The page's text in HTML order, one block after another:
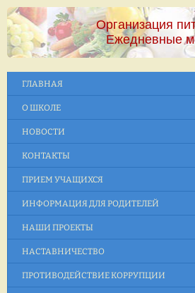
Организация
Ежедневные
ГЛАВНАЯ
О ШКОЛЕ
НОВОСТИ
КОНТАКТЫ
ПРИЕМ УЧАЩИХСЯ
ИНФОРМАЦИЯ ДЛЯ РОДИТЕЛЕЙ
НАШИ ПРОЕКТЫ
НАСТАВНИЧЕСТВО
ПРОТИВОДЕЙСТВИЕ КОРРУПЦИИ